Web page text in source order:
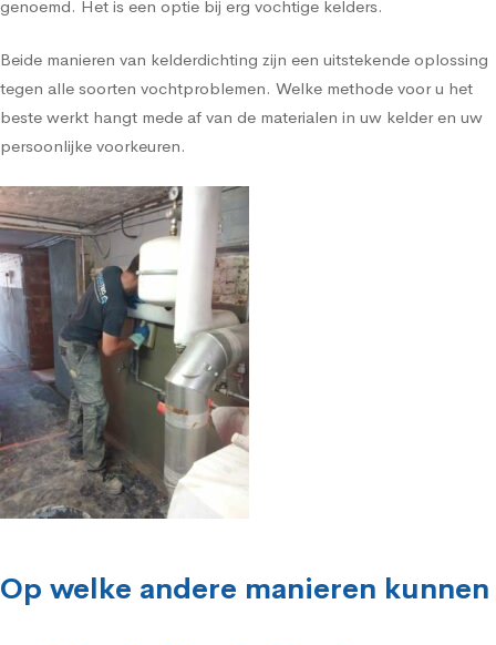
genoemd. Het is een optie bij erg vochtige kelders.
Beide manieren van kelderdichting zijn een uitstekende oplossing
tegen alle soorten vochtproblemen. Welke methode voor u het
beste werkt hangt mede af van de materialen in uw kelder en uw
persoonlijke voorkeuren.
Op welke andere manieren kunnen